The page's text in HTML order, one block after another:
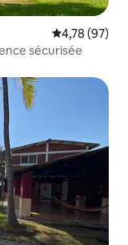
Évaluation
4,78 (97)
sécurisée